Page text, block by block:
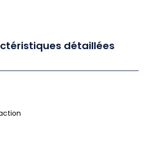
détaillées